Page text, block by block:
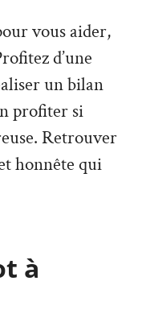
vous aider,
d’une
un bilan
profiter si
Retrouver
honnête qui
à